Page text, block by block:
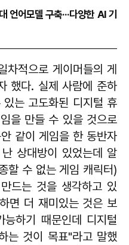
언어모델 구축···다양한 AI 기
적으로 게이머들의 게
했다. 실제 사람에 준하
는 고도화된 디지털 휴
을 만들 수 있을 것으로
같이 게임을 한 동반자
상대방이 있었는데 알
할 수 없는 게임 캐릭터)
드는 것을 생각하고 있
면 더 재미있는 것은 보
하기 때문인데 디지털
는 것이 목표"라고 말했